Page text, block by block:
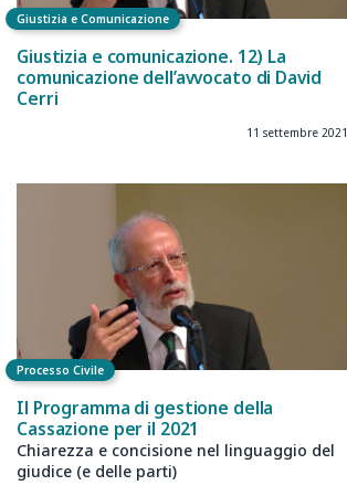
Giustizia e Comunicazione
Giustizia e comunicazione. 12) La
comunicazione dell’avvocato di David
Cerri
11 settembre 2021
Processo Civile
Il Programma di gestione della
Cassazione per il 2021
Chiarezza e concisione nel linguaggio del
giudice (e delle parti)